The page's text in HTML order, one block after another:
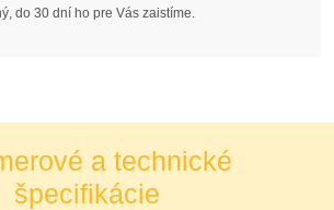
do 30 dní ho pre Vás zaistíme.
a technické
špecifikácie